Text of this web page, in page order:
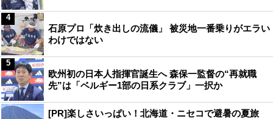
石原プロ「炊き出しの流儀」 被災地一番乗りがエラい
わけではない
4
欧州初の日本人指揮官誕生へ 森保一監督の“再就職
先”は「ベルギー1部の日系クラブ」一択か
5
[PR]楽しさいっぱい！北海道・ニセコで避暑の夏旅